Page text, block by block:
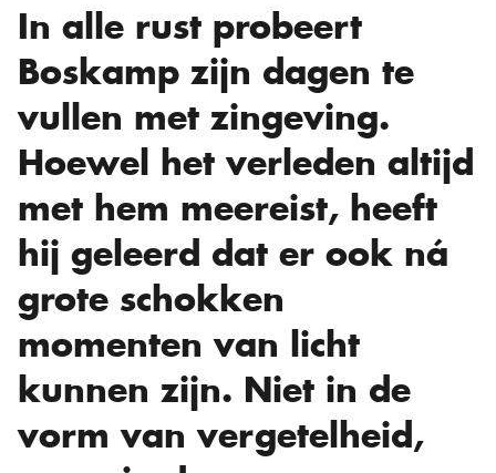
In alle rust probeert
Boskamp zijn dagen te
vullen met zingeving.
Hoewel het verleden altijd
met hem meereist, heeft
hij geleerd dat er ook ná
grote schokken
momenten van licht
kunnen zijn. Niet in de
vorm van vergetelheid,